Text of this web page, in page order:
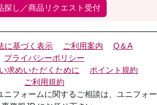
探し／商品リクエスト受付
に基づく表示 ご利用案内
Q＆A
プライバシーポリシー
求めいただくために
ポイント規約
ご利用規約
ニフォームに関するご相談は、ユニフォー